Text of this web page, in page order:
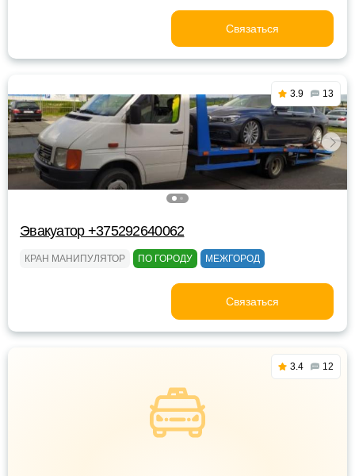
Связаться
3.9 13
Эвакуатор +375292640062
КРАН МАНИПУЛЯТОР ПО ГОРОДУ МЕЖГОРОД
Связаться
3.4 12